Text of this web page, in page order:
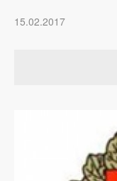
15.02.2017